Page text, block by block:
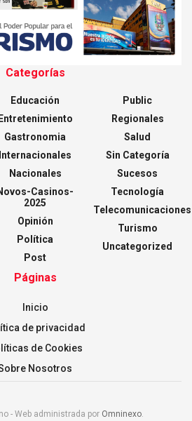
Categorías
Educación
Entretenimiento
Gastronomia
Internacionales
Nacionales
Casinos-
2025
Opinión
Política
Post
Public
Regionales
Salud
Sin Categoría
Sucesos
Tecnología
Telecomunicaciones
Turismo
Uncategorized
Páginas
Inicio
de privacidad
de Cookies
Nosotros
- Web administrada por Omninexo